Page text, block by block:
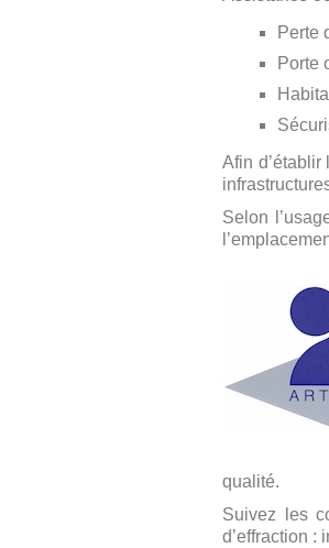
Perte
Porte
Afin
Selon
qualité.
Suivez les
d’effraction :